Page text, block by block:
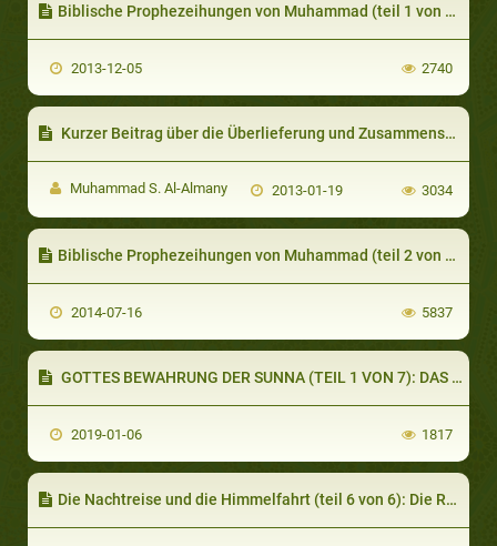
Biblische Prophezeihungen von Muhammad (teil 1 von 4): Bezeugungen von Gelehrten
2013-12-05 2740
Kurzer Beitrag über die Überlieferung und Zusammensetzung des Qur'an
Muhammad S. Al-Almany 2013-01-19 3034
Biblische Prophezeihungen von Muhammad (teil 2 von 4): Prophezeihungen von Muhammad im Alten Testament
2014-07-16 5837
GOTTES BEWAHRUNG DER SUNNA (TEIL 1 VON 7): DAS VERSTÄNDNIS DER GEFÄHRTEN VON IHRER GROSSEN VERANTWORTUNG
2019-01-06 1817
Die Nachtreise und die Himmelfahrt (teil 6 von 6): Die Rückkehr